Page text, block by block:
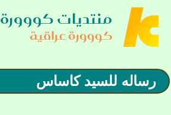
منتديات كووورة
كووورة عراقية
رساله للسيد كاساس